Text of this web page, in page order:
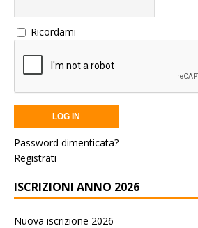
Ricordami
Password dimenticata?
Registrati
ISCRIZIONI ANNO 2026
Nuova iscrizione 2026